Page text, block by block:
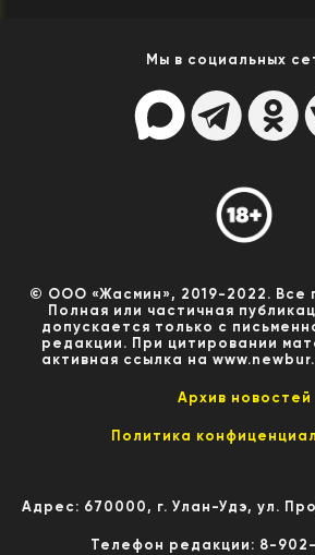
Мы в социальных
© ООО «Жасмин», 2019-2022. Все
Полная или частичная
допускается только с
редакции. При цитировании
активная ссылка на
Архив новостей
Политика
Адрес: 670000, г. Улан-Удэ, ул.
Телефон редакции: 8-